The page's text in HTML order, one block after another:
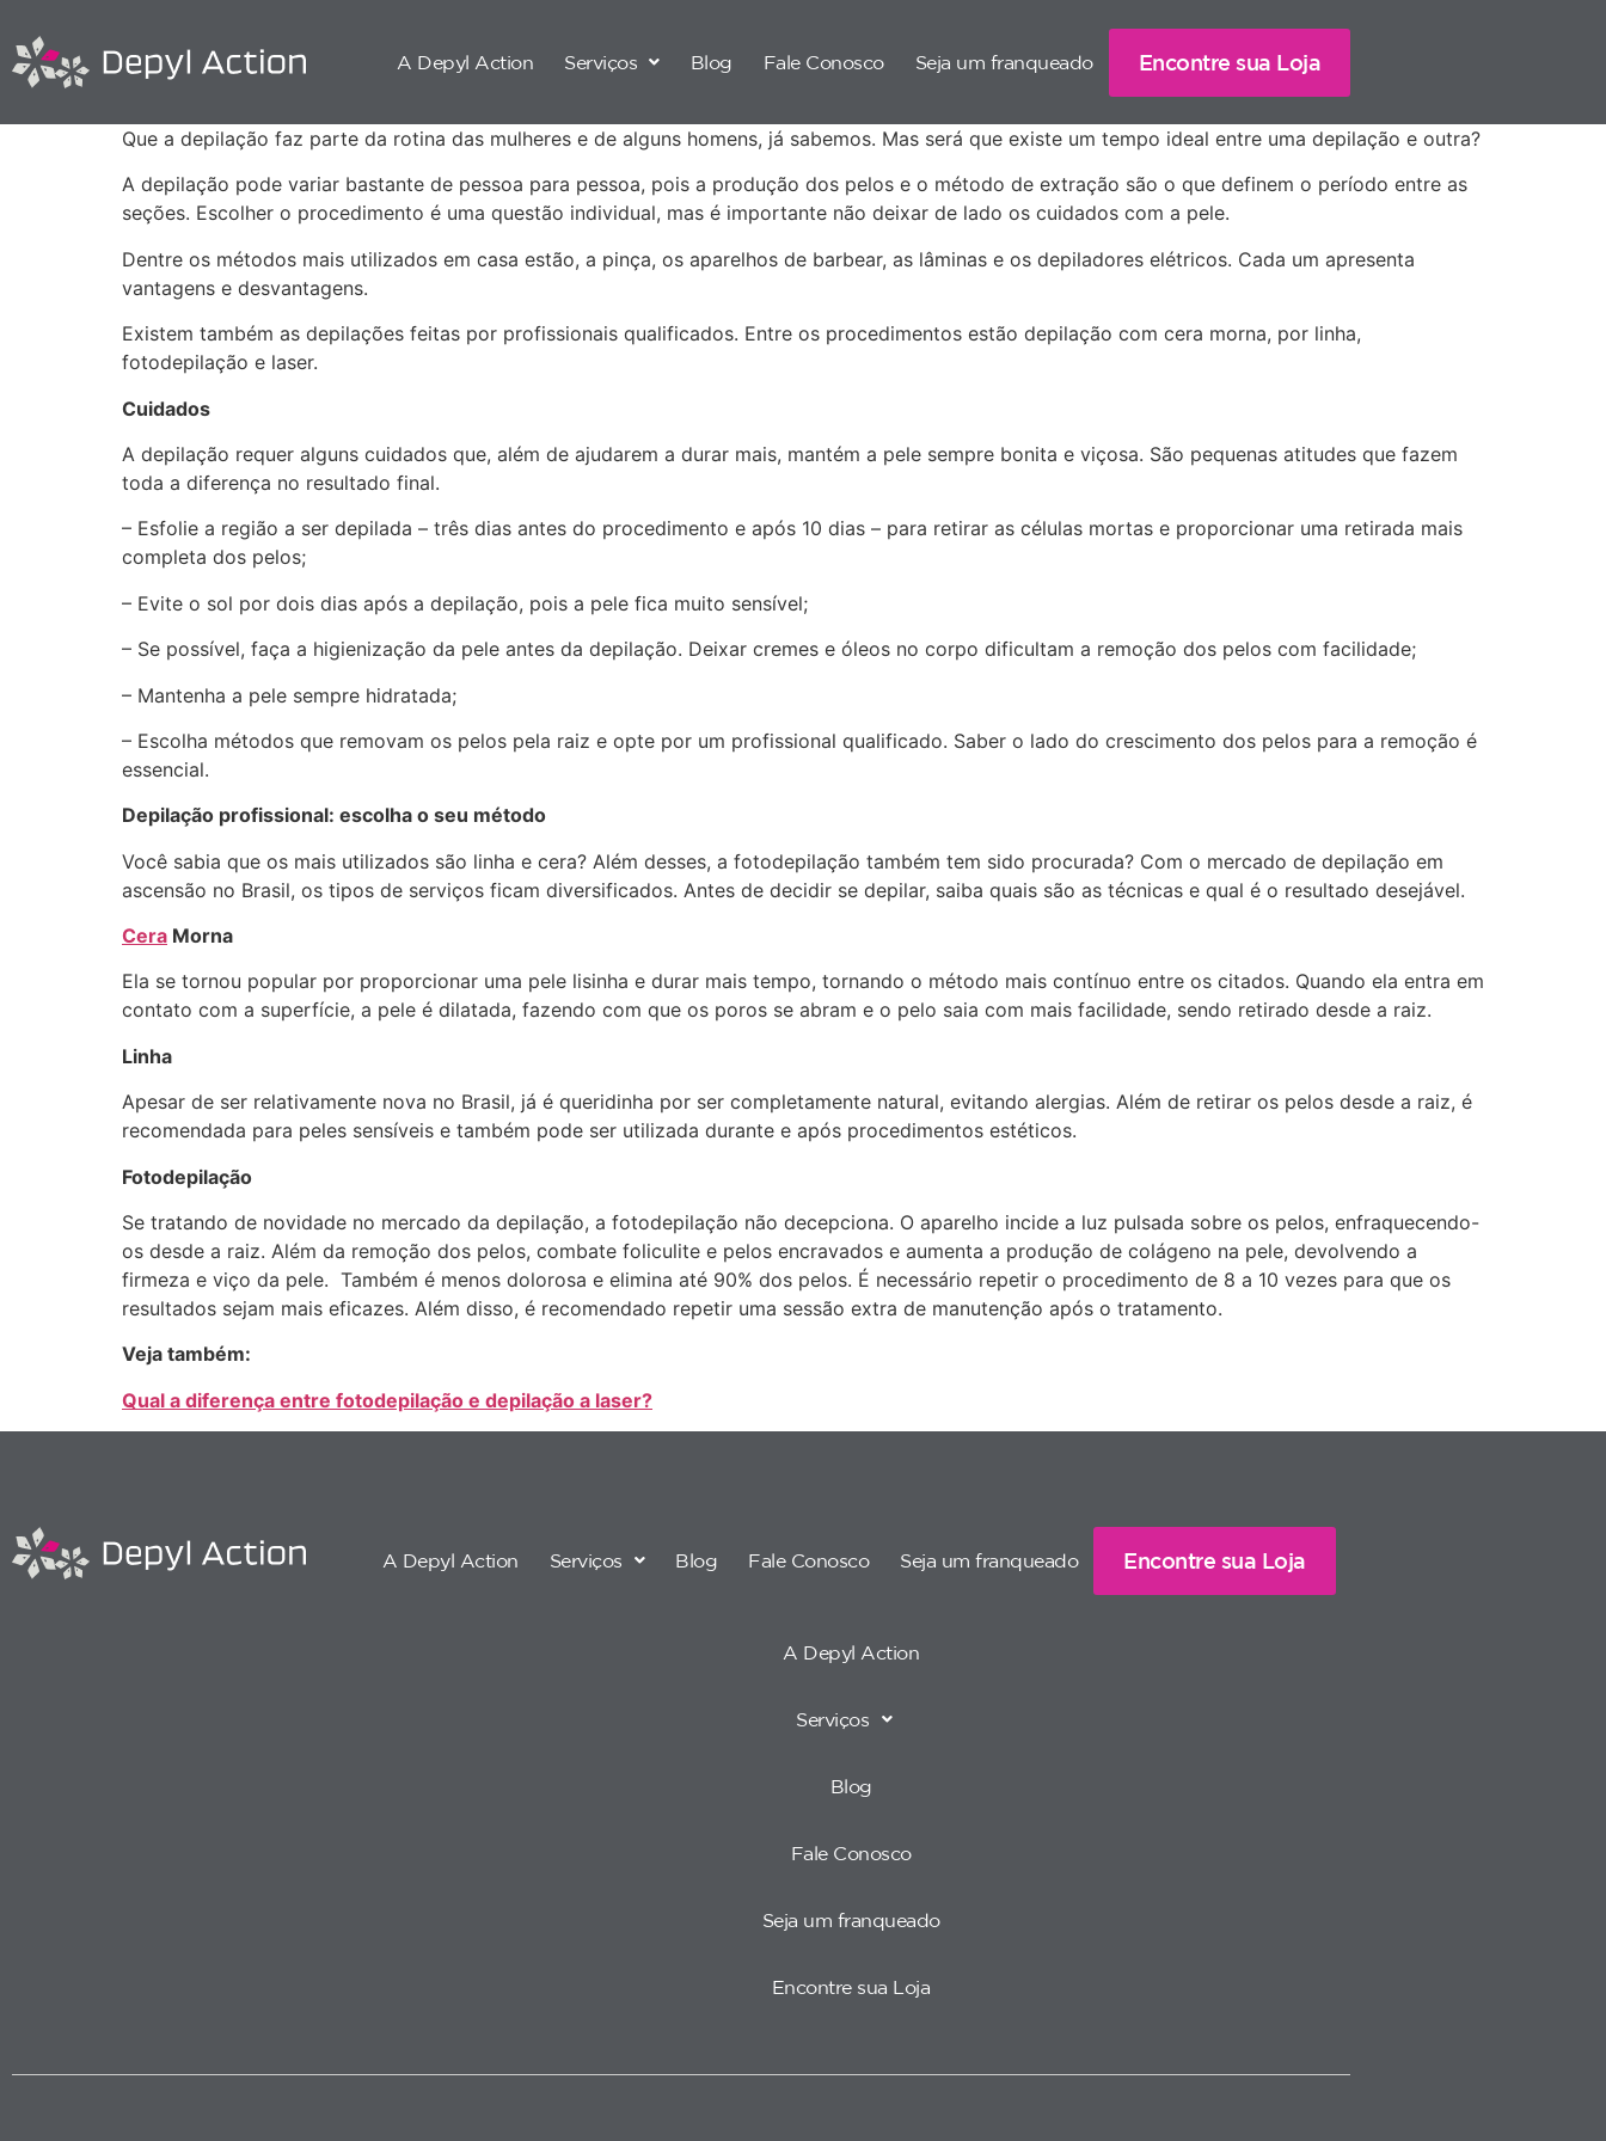
A Depyl Action Serviços Blog Fale Conosco Seja um franqueado Encontre sua Loja
Que a depilação faz parte da rotina das mulheres e de alguns homens, já sabemos. Mas será que existe um tempo ideal entre uma depilação e outra?
A depilação pode variar bastante de pessoa para pessoa, pois a produção dos pelos e o método de extração são o que definem o período entre as
seções. Escolher o procedimento é uma questão individual, mas é importante não deixar de lado os cuidados com a pele.
Dentre os métodos mais utilizados em casa estão, a pinça, os aparelhos de barbear, as lâminas e os depiladores elétricos. Cada um apresenta
vantagens e desvantagens.
Existem também as depilações feitas por profissionais qualificados. Entre os procedimentos estão depilação com cera morna, por linha,
fotodepilação e laser.
Cuidados
A depilação requer alguns cuidados que, além de ajudarem a durar mais, mantém a pele sempre bonita e viçosa. São pequenas atitudes que fazem
toda a diferença no resultado final.
– Esfolie a região a ser depilada – três dias antes do procedimento e após 10 dias – para retirar as células mortas e proporcionar uma retirada mais
completa dos pelos;
– Evite o sol por dois dias após a depilação, pois a pele fica muito sensível;
– Se possível, faça a higienização da pele antes da depilação. Deixar cremes e óleos no corpo dificultam a remoção dos pelos com facilidade;
– Mantenha a pele sempre hidratada;
– Escolha métodos que removam os pelos pela raiz e opte por um profissional qualificado. Saber o lado do crescimento dos pelos para a remoção é
essencial.
Depilação profissional: escolha o seu método
Você sabia que os mais utilizados são linha e cera? Além desses, a fotodepilação também tem sido procurada? Com o mercado de depilação em
ascensão no Brasil, os tipos de serviços ficam diversificados. Antes de decidir se depilar, saiba quais são as técnicas e qual é o resultado desejável.
Cera Morna
Ela se tornou popular por proporcionar uma pele lisinha e durar mais tempo, tornando o método mais contínuo entre os citados. Quando ela entra em
contato com a superfície, a pele é dilatada, fazendo com que os poros se abram e o pelo saia com mais facilidade, sendo retirado desde a raiz.
Linha
Apesar de ser relativamente nova no Brasil, já é queridinha por ser completamente natural, evitando alergias. Além de retirar os pelos desde a raiz, é
recomendada para peles sensíveis e também pode ser utilizada durante e após procedimentos estéticos.
Fotodepilação
Se tratando de novidade no mercado da depilação, a fotodepilação não decepciona. O aparelho incide a luz pulsada sobre os pelos, enfraquecendo-
os desde a raiz. Além da remoção dos pelos, combate foliculite e pelos encravados e aumenta a produção de colágeno na pele, devolvendo a
firmeza e viço da pele. Também é menos dolorosa e elimina até 90% dos pelos. É necessário repetir o procedimento de 8 a 10 vezes para que os
resultados sejam mais eficazes. Além disso, é recomendado repetir uma sessão extra de manutenção após o tratamento.
Veja também:
Qual a diferença entre fotodepilação e depilação a laser?
A Depyl Action Serviços Blog Fale Conosco Seja um franqueado Encontre sua Loja
A Depyl Action
Serviços
Blog
Fale Conosco
Seja um franqueado
Encontre sua Loja